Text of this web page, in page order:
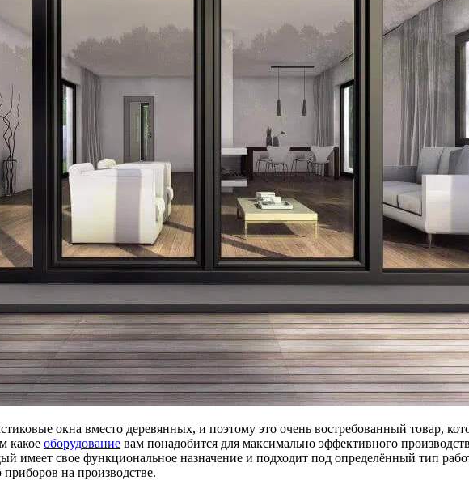
окна вместо деревянных, и поэтому это очень востребованный товар,
какое оборудование вам понадобится для максимально эффективного
имеет свое функциональное назначение и подходит под определённый тип
на производстве.